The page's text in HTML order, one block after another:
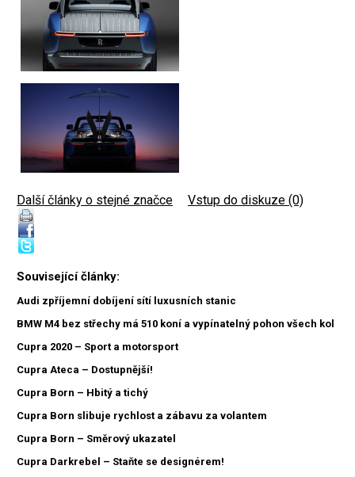
Další články o stejné značce Vstup do diskuze (0)
Související články:
Audi zpříjemní dobíjení sítí luxusních stanic
BMW M4 bez střechy má 510 koní a vypínatelný pohon všech kol
Cupra 2020 – Sport a motorsport
Cupra Ateca – Dostupnější!
Cupra Born – Hbitý a tichý
Cupra Born slibuje rychlost a zábavu za volantem
Cupra Born – Směrový ukazatel
Cupra Darkrebel – Staňte se designérem!